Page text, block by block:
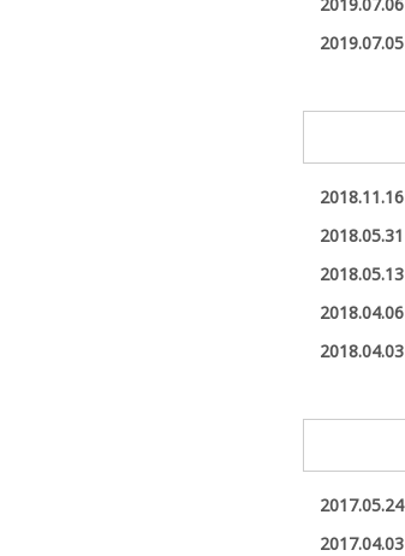
2019.07.05
2018.11.16
2018.05.31
2018.05.13
2018.04.06
2018.04.03
2017.05.24
2017.04.03